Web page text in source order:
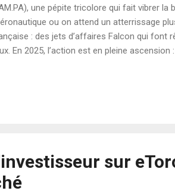
une pépite tricolore qui fait vibrer
ou on attend un atterrissage
: des jets d’affaires Falcon qui font
En 2025, l’action est en pleine ascension
commandes ? 299 Rafale à 43,2
sur